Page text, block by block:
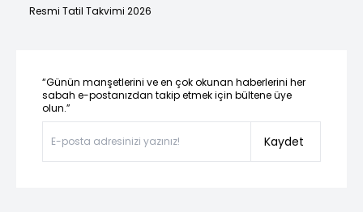
Resmi Tatil Takvimi 2026
“Günün manşetlerini ve en çok okunan haberlerini her
sabah e-postanızdan takip etmek için bültene üye
olun.”
Kaydet